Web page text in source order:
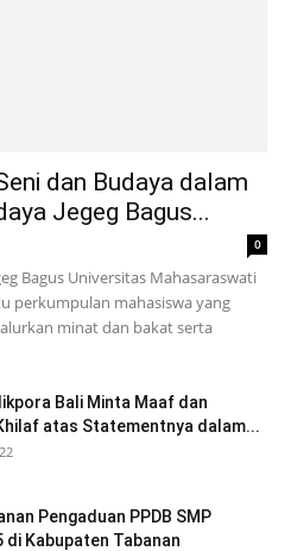
dan Budaya dalam
Jegeg Bagus...
0
Bagus Universitas Mahasaraswati
perkumpulan mahasiswa yang
minat dan bakat serta
Bali Minta Maaf dan
atas Statementnya dalam...
Pengaduan PPDB SMP
di Kabupaten Tabanan